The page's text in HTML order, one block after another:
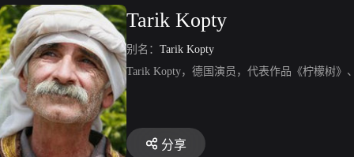
Tarik Kopty
别名： Tarik Kopty
Tarik Kopty，德国演员，代表作品《柠檬树》
分享